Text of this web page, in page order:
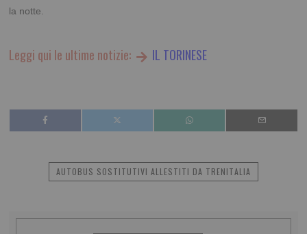
la notte.
Leggi qui le ultime notizie: IL TORINESE
AUTOBUS SOSTITUTIVI ALLESTITI DA TRENITALIA